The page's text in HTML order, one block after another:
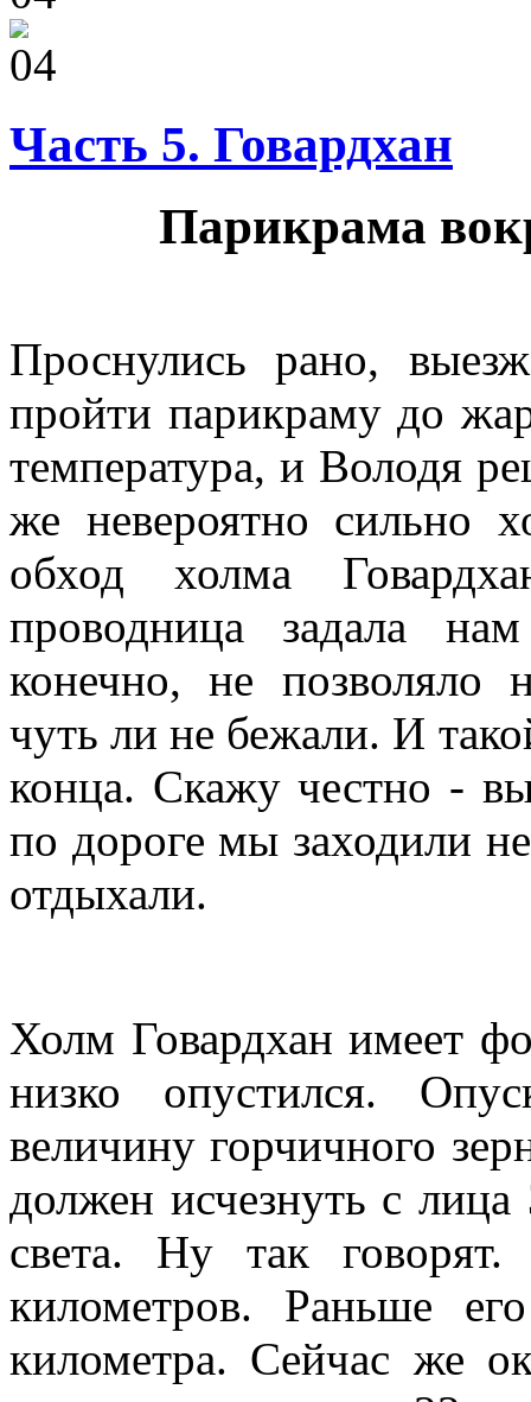
Часть 5. Говардхан
Парикрама
Проснулись рано,
пройти парикраму до
температура, и Володя
же невероятно сильно
обход холма
проводница задала
конечно, не позволяло
чуть ли не бежали. И
конца. Скажу честно -
по дороге мы заходили
отдыхали.
Холм Говардхан имеет
низко опустился.
величину горчичного
должен исчезнуть с
света. Ну так
километров. Раньше
километра. Сейчас же